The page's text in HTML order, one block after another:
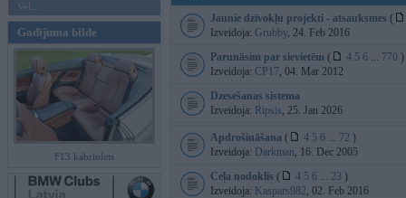
Vel...
Gadījuma bilde
F13 kabriolets
Jaunie dzīvokļu projekti - atsauksmes (
Izveidoja: Grubby, 24. Feb 2016
Parunāsim par sievietēm ( 4 5 6 ... 770 )
Izveidoja: CP17, 04. Mar 2012
Dzesešanas sistema
Izveidoja: Ripsis, 25. Jan 2026
Apdrošināšana ( 4 5 6 ... 72 )
Izveidoja: Darkman, 16. Dec 2005
Ceļa nodoklis ( 4 5 6 ... 23 )
Izveidoja: Kaspars982, 02. Feb 2016